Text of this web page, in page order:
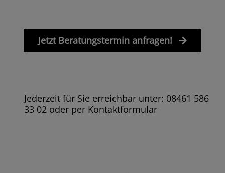
Jetzt Beratungstermin anfragen!
Jederzeit für Sie erreichbar unter: 08461 586
33 02 oder per Kontaktformular